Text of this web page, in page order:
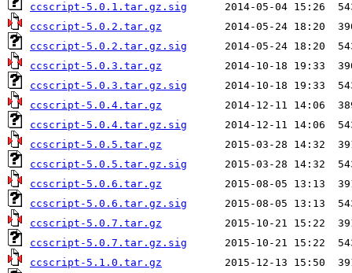
ccscript-5.0.1.tar.gz.sig
ccscript-5.0.2.tar.gz
ccscript-5.0.2.tar.gz.sig
ccscript-5.0.3.tar.gz
ccscript-5.0.3.tar.gz.sig
ccscript-5.0.4.tar.gz
ccscript-5.0.4.tar.gz.sig
ccscript-5.0.5.tar.gz
ccscript-5.0.5.tar.gz.sig
ccscript-5.0.6.tar.gz
ccscript-5.0.6.tar.gz.sig
ccscript-5.0.7.tar.gz
ccscript-5.0.7.tar.gz.sig
ccscript-5.1.0.tar.gz